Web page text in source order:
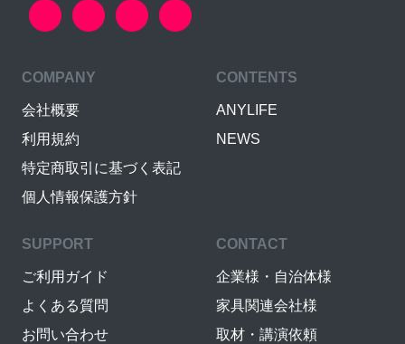
COMPANY
会社概要
利用規約
特定商取引に基づく表記
個人情報保護方針
CONTENTS
ANYLIFE
NEWS
SUPPORT
ご利用ガイド
よくある質問
お問い合わせ
CONTACT
企業様・自治体様
家具関連会社様
取材・講演依頼